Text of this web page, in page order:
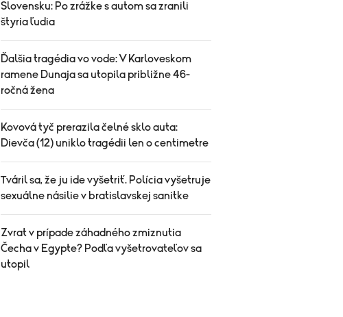
Slovensku: Po zrážke s autom sa zranili
štyria ľudia
Ďalšia tragédia vo vode: V Karloveskom
ramene Dunaja sa utopila približne 46-
ročná žena
Kovová tyč prerazila čelné sklo auta:
Dievča (12) uniklo tragédii len o centimetre
Tváril sa, že ju ide vyšetriť. Polícia vyšetruje
sexuálne násilie v bratislavskej sanitke
Zvrat v prípade záhadného zmiznutia
Čecha v Egypte? Podľa vyšetrovateľov sa
utopil